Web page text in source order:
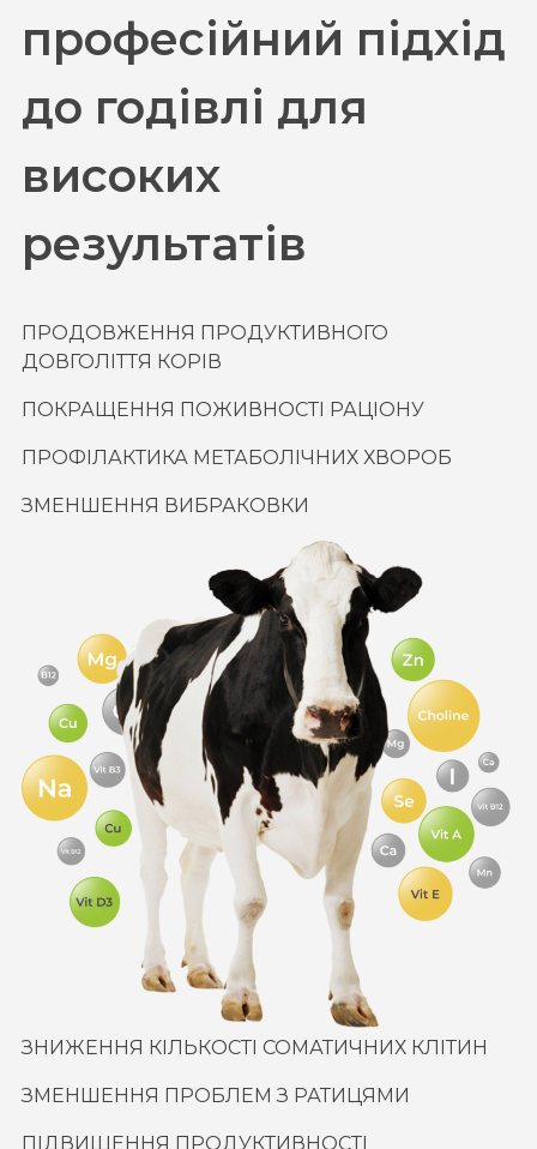
професійний підхід
до годівлі для
високих
результатів
ПРОДОВЖЕННЯ ПРОДУКТИВНОГО
ДОВГОЛІТТЯ КОРІВ
ПОКРАЩЕННЯ ПОЖИВНОСТІ РАЦІОНУ
ПРОФІЛАКТИКА МЕТАБОЛІЧНИХ ХВОРОБ
ЗМЕНШЕННЯ ВИБРАКОВКИ
ЗНИЖЕННЯ КІЛЬКОСТІ СОМАТИЧНИХ КЛІТИН
ЗМЕНШЕННЯ ПРОБЛЕМ З РАТИЦЯМИ
ПІДВИЩЕННЯ ПРОДУКТИВНОСТІ